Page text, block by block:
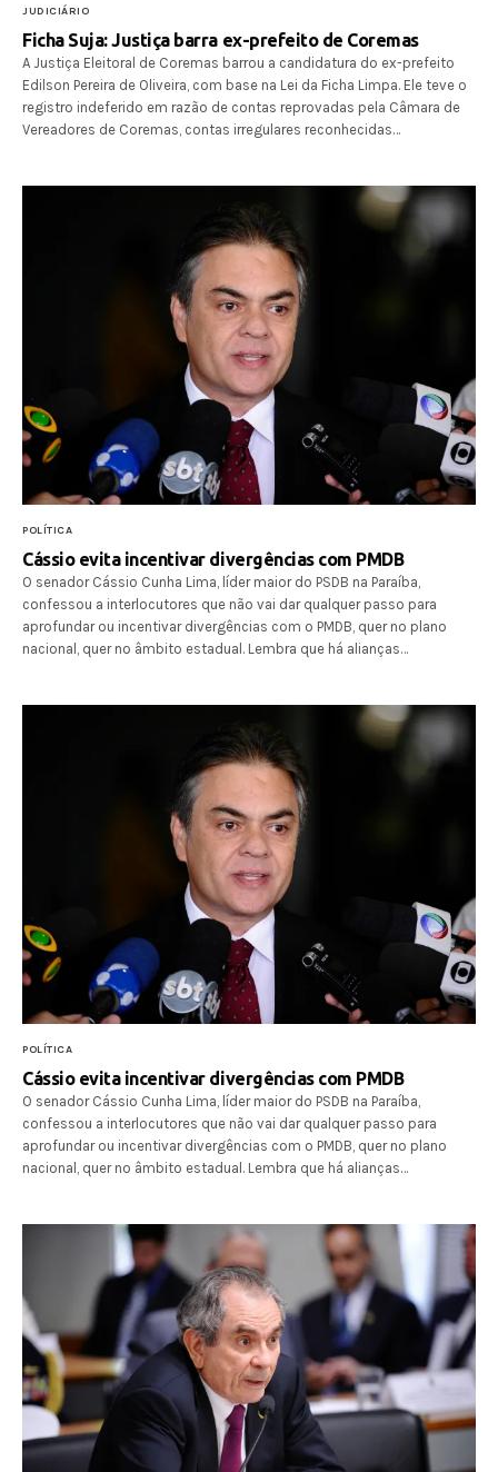
JUDICIÁRIO
Ficha Suja: Justiça barra ex-prefeito de Coremas
A Justiça Eleitoral de Coremas barrou a candidatura do ex-prefeito
Edilson Pereira de Oliveira, com base na Lei da Ficha Limpa. Ele teve o
registro indeferido em razão de contas reprovadas pela Câmara de
Vereadores de Coremas, contas irregulares reconhecidas…
POLÍTICA
Cássio evita incentivar divergências com PMDB
O senador Cássio Cunha Lima, líder maior do PSDB na Paraíba,
confessou a interlocutores que não vai dar qualquer passo para
aprofundar ou incentivar divergências com o PMDB, quer no plano
nacional, quer no âmbito estadual. Lembra que há alianças…
POLÍTICA
Cássio evita incentivar divergências com PMDB
O senador Cássio Cunha Lima, líder maior do PSDB na Paraíba,
confessou a interlocutores que não vai dar qualquer passo para
aprofundar ou incentivar divergências com o PMDB, quer no plano
nacional, quer no âmbito estadual. Lembra que há alianças…